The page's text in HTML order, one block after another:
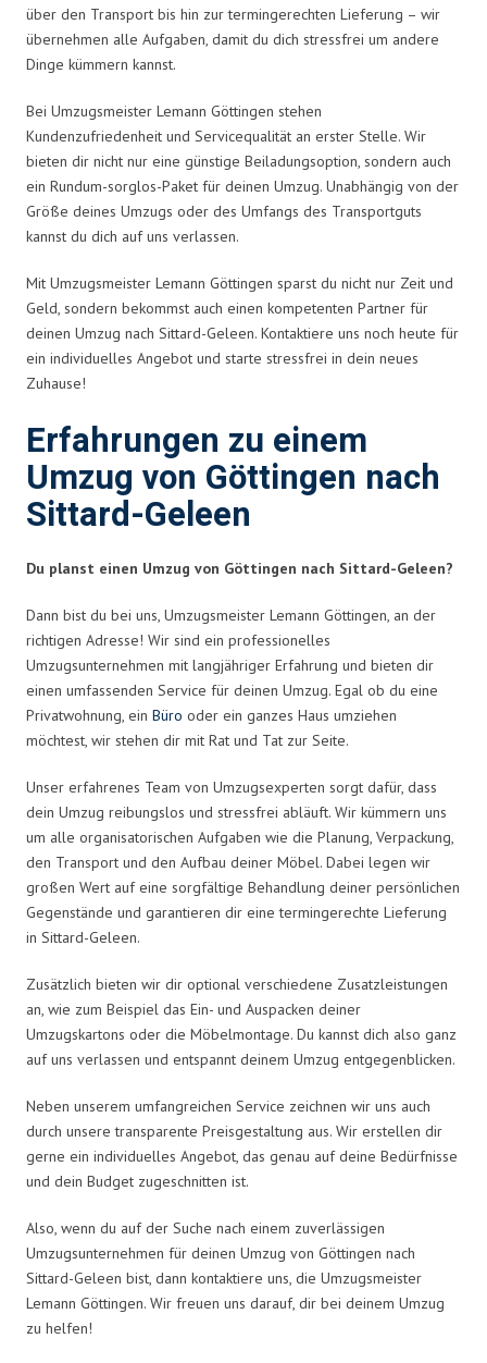
über den Transport bis hin zur termingerechten Lieferung – wir
übernehmen alle Aufgaben, damit du dich stressfrei um andere
Dinge kümmern kannst.
Bei Umzugsmeister Lemann Göttingen stehen
Kundenzufriedenheit und Servicequalität an erster Stelle. Wir
bieten dir nicht nur eine günstige Beiladungsoption, sondern auch
ein Rundum-sorglos-Paket für deinen Umzug. Unabhängig von der
Größe deines Umzugs oder des Umfangs des Transportguts
kannst du dich auf uns verlassen.
Mit Umzugsmeister Lemann Göttingen sparst du nicht nur Zeit und
Geld, sondern bekommst auch einen kompetenten Partner für
deinen Umzug nach Sittard-Geleen. Kontaktiere uns noch heute für
ein individuelles Angebot und starte stressfrei in dein neues
Zuhause!
Erfahrungen zu einem
Umzug von Göttingen nach
Sittard-Geleen
Du planst einen Umzug von Göttingen nach Sittard-Geleen?
Dann bist du bei uns, Umzugsmeister Lemann Göttingen, an der
richtigen Adresse! Wir sind ein professionelles
Umzugsunternehmen mit langjähriger Erfahrung und bieten dir
einen umfassenden Service für deinen Umzug. Egal ob du eine
Privatwohnung, ein Büro oder ein ganzes Haus umziehen
möchtest, wir stehen dir mit Rat und Tat zur Seite.
Unser erfahrenes Team von Umzugsexperten sorgt dafür, dass
dein Umzug reibungslos und stressfrei abläuft. Wir kümmern uns
um alle organisatorischen Aufgaben wie die Planung, Verpackung,
den Transport und den Aufbau deiner Möbel. Dabei legen wir
großen Wert auf eine sorgfältige Behandlung deiner persönlichen
Gegenstände und garantieren dir eine termingerechte Lieferung
in Sittard-Geleen.
Zusätzlich bieten wir dir optional verschiedene Zusatzleistungen
an, wie zum Beispiel das Ein- und Auspacken deiner
Umzugskartons oder die Möbelmontage. Du kannst dich also ganz
auf uns verlassen und entspannt deinem Umzug entgegenblicken.
Neben unserem umfangreichen Service zeichnen wir uns auch
durch unsere transparente Preisgestaltung aus. Wir erstellen dir
gerne ein individuelles Angebot, das genau auf deine Bedürfnisse
und dein Budget zugeschnitten ist.
Also, wenn du auf der Suche nach einem zuverlässigen
Umzugsunternehmen für deinen Umzug von Göttingen nach
Sittard-Geleen bist, dann kontaktiere uns, die Umzugsmeister
Lemann Göttingen. Wir freuen uns darauf, dir bei deinem Umzug
zu helfen!